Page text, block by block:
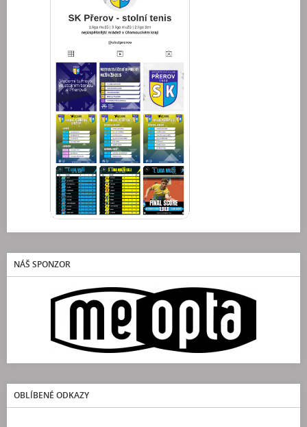
NÁŠ SPONZOR
OBLÍBENÉ ODKAZY